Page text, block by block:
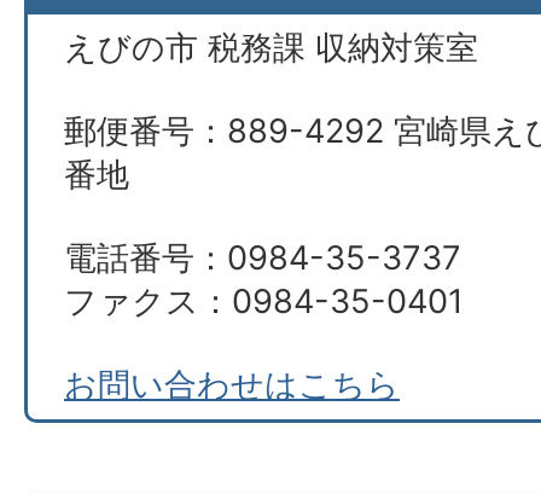
えびの市 税務課 収納対策室
郵便番号：889-4292 宮崎県え
番地
電話番号：0984-35-3737
ファクス：0984-35-0401
お問い合わせはこちら